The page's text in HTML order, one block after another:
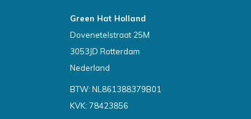
Green Hat Holland
Dovenetelstraat 25M
3053JD Rotterdam
Nederland
BTW: NL861388379B01
KVK: 78423856